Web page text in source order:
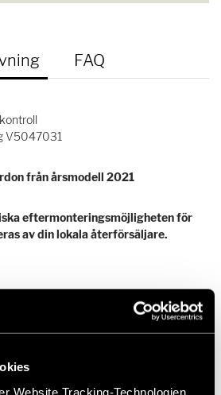
Website Tracking-Technologien
FAQ
V5047031
från årsmodell 2021
eftermonteringsmöjligheten för
av din lokala återförsäljare.